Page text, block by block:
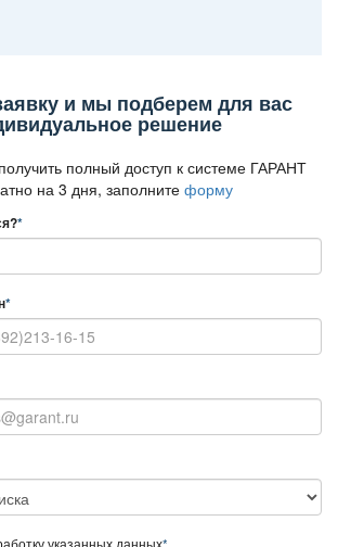
и мы подберем для вас
решение
полный доступ к системе ГАРАНТ
на 3 дня, заполните форму
*
*
указанных данных*